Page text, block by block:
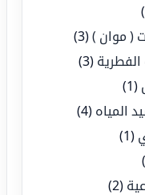
( موان )(3)
الفطرية (3)
(1)
المياه (4)
(1)
(2)